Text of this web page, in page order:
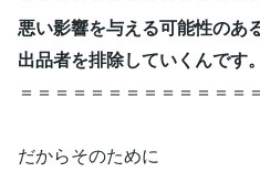
悪い影響を与える可能性のあ
出品者を排除していくんです。
＝＝＝＝＝＝＝＝＝＝＝＝＝
だからそのために